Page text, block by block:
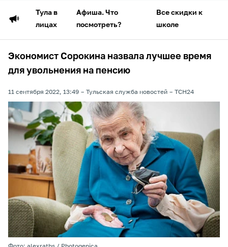
Тула в
лицах
Афиша. Что
посмотреть?
Все скидки к
школе
Экономист Сорокина назвала лучшее время
для увольнения на пенсию
11 сентября 2022, 13:49 Тульская служба новостей ТСН24